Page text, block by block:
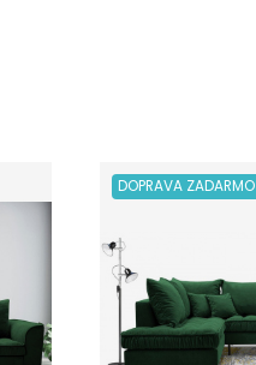
DOPRAVA ZADARMO